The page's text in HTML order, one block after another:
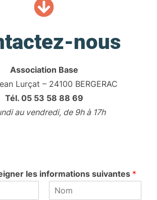
nous
Association Base
Lurçat – 24100 BERGERAC
Tél. 05 53 58 88 69
au vendredi, de 9h à 17h
les informations suivantes *